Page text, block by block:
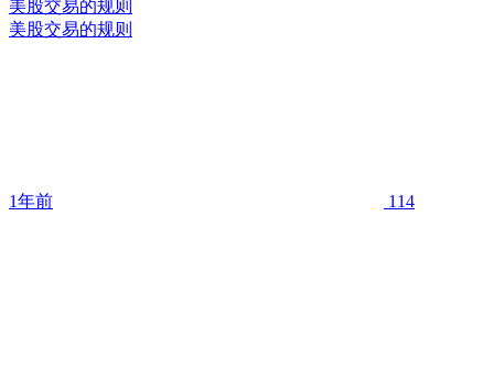
美股交易的规则
美股交易的规则
1年前 114